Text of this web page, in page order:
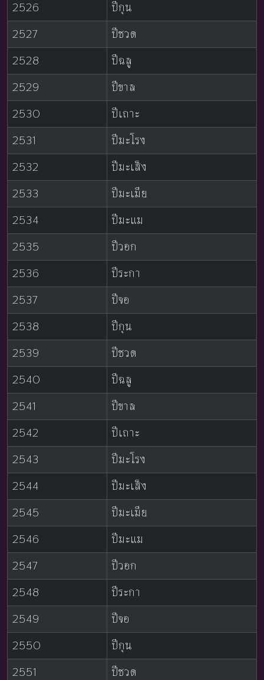
2526
ปีกุน
2527
ปีชวด
2528
ปีฉลู
2529
ปีขาล
2530
ปีเถาะ
2531
ปีมะโรง
2532
ปีมะเส็ง
2533
ปีมะเมีย
2534
ปีมะแม
2535
ปีวอก
2536
ปีระกา
2537
ปีจอ
2538
ปีกุน
2539
ปีชวด
2540
ปีฉลู
2541
ปีขาล
2542
ปีเถาะ
2543
ปีมะโรง
2544
ปีมะเส็ง
2545
ปีมะเมีย
2546
ปีมะแม
2547
ปีวอก
2548
ปีระกา
2549
ปีจอ
2550
ปีกุน
2551
ปีชวด